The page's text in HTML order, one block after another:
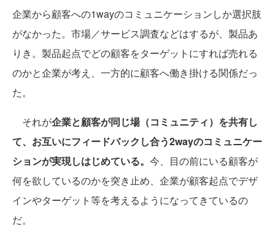
企業から顧客への1wayのコミュニケーションしか選択肢
がなかった。市場／サービス調査などはするが、製品あ
りき。製品起点でどの顧客をターゲットにすれば売れる
のかと企業が考え、一方的に顧客へ働き掛ける関係だっ
た。
それが企業と顧客が同じ場（コミュニティ）を共有し
て、お互いにフィードバックし合う2wayのコミュニケー
ションが実現しはじめている。 今、目の前にいる顧客が
何を欲しているのかを突き止め、企業が顧客起点でデザ
インやターゲット等を考えるようになってきているの
だ。